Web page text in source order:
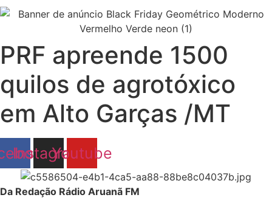
PRF apreende 1500
quilos de agrotóxico
em Alto Garças /MT
Instagram
Youtube
Da Redação Rádio Aruanã FM